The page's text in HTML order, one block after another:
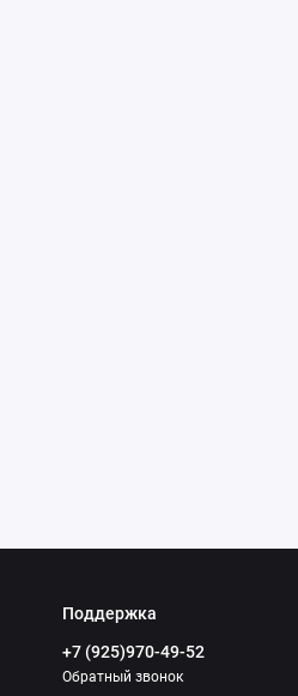
Поддержка
+7 (925)970-49-52
Обратный звонок